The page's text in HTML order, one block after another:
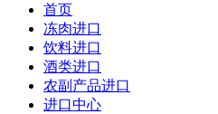
首页
冻肉进口
饮料进口
酒类进口
农副产品进口
进口中心